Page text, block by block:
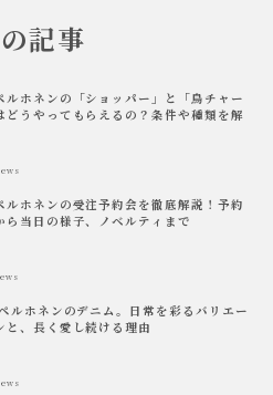
記事
ルホネンの「ショッパー」と「鳥チャー
どうやってもらえるの？条件や種類を解
ルホネンの受注予約会を徹底解説！予約
ら当日の様子、ノベルティまで
ルホネンのデニム。日常を彩るバリエー
と、長く愛し続ける理由